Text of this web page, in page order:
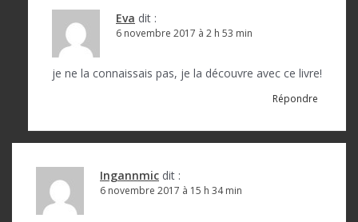
l
Eva dit :
6 novembre 2017 à 2 h 53 min
je ne la connaissais pas, je la découvre avec ce livre!
Répondre
Ingannmic dit :
6 novembre 2017 à 15 h 34 min